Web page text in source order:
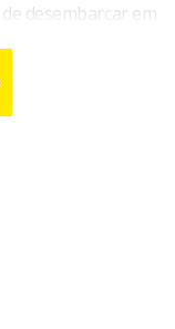
desembarcar em
vôos foram
e cinco para
Jobim (Galeão),